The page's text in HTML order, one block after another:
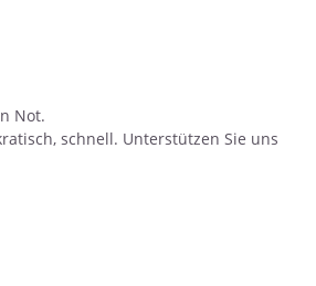
Not.
schnell. Unterstützen Sie uns